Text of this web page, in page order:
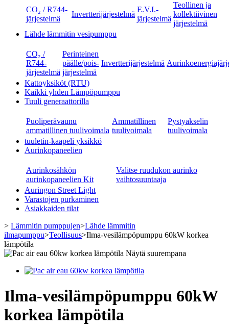
CO₂ / R744-
järjestelmä
Invertterijärjestelmä
E.V.I.-
järjestelmä
Teollinen ja
kollektiivinen
järjestelmä
Lähde lämmitin vesipumppu
CO₂ /
R744-
järjestelmä
Perinteinen
päälle/pois-
järjestelmä
Invertterijärjestelmä
Kattoyksiköt (RTU)
Kaikki yhden Lämpöpumppu
Tuuli generaattorilla
Puoliperävaunu
ammatillinen tuulivoimala
Ammatillinen
tuulivoimala
Pystyakselin
tuulivoimala
tuuletin-kaapeli yksikkö
Aurinkopaneelien
Aurinkosähkön
aurinkopaneelien Kit
Valitse ruudukon aurinko
vaihtosuuntaaja
Auringon Street Light
Varastojen purkaminen
Asiakkaiden tilat
> Lämmitin pumppujen>Lähde lämmitin
ilmapumppu>Teollisuus>Ilma-vesilämpöpumppu 60kW korkea
lämpötila
Näytä suurempana
Ilma-vesilämpöpumppu 60kW
korkea lämpötila